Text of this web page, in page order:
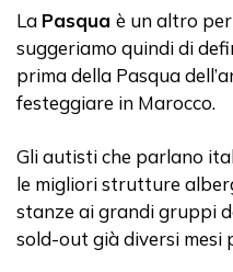
La Pasqua è un altro
suggeriamo quindi di
prima della Pasqua
festeggiare in Marocco.
Gli autisti che parlano
le migliori strutture
stanze ai grandi gruppi
sold-out già diversi mesi